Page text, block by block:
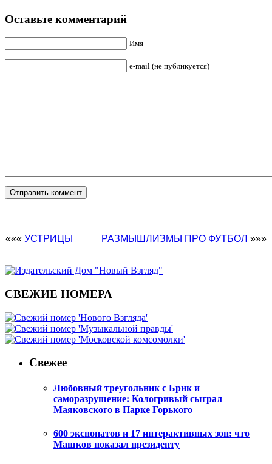
Оставьте комментарий
Имя
e-mail (не публикуется)
««« УСТРИЦЫ РАЗМЫШЛИЗМЫ ПРО ФУТБОЛ »»»
СВЕЖИЕ НОМЕРА
Свежее
Любовный треугольник с Брик и
саморазрушение: Кологривый сыграл
Маяковского в Парке Горького
600 экспонатов и 17 интерактивных зон: что
Машков показал президенту